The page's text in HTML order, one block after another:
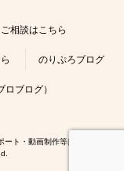
相談はこちら
のりぷろブログ
ブログ）
ト・動画制作等はのりぷろにお